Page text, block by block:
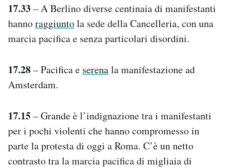
17.33– A Berlino diverse centinaia di manifestanti
hannoraggiuntola sede della Cancelleria, con una
marcia pacifica e senza particolari disordini.
17.28– Pacifica e serenala manifestazione ad
Amsterdam.
17.15– Grande è l’indignazione tra i manifestanti
per i pochi violenti che hanno compromesso in
parte la protesta di oggi a Roma. C’è un netto
contrasto tra la marcia pacifica di migliaia di